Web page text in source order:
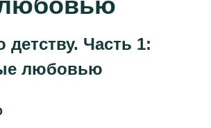
детству. Часть 1:
любовью